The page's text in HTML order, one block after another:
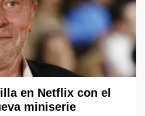
en Netflix con el
miniserie